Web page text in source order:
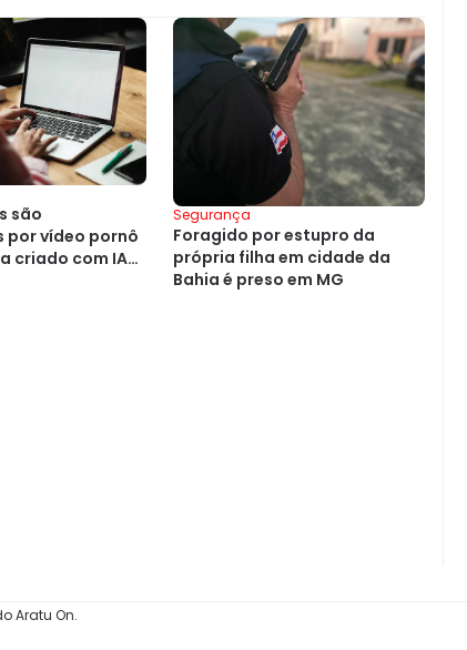
são
por vídeo pornô
criado com IA
Segurança
Foragido por estupro da
própria filha em cidade da
Bahia é preso em MG
Aratu On.